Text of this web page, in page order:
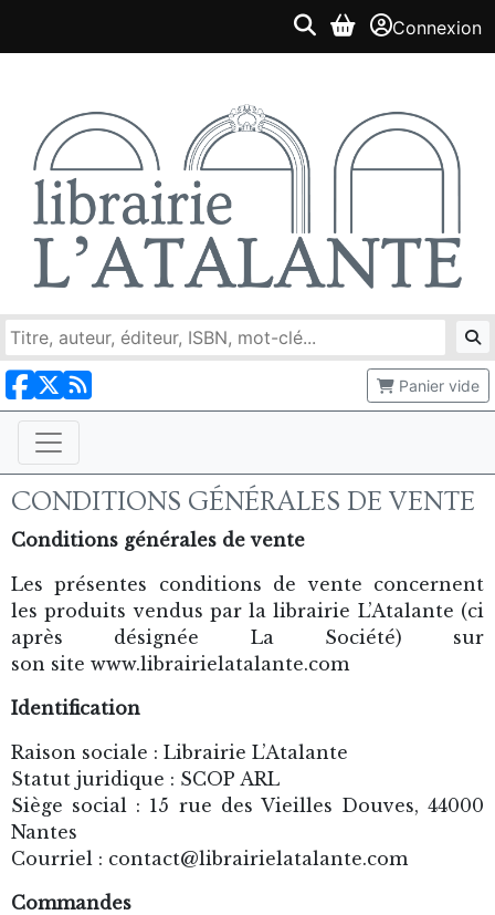
Connexion
Panier vide
CONDITIONS GÉNÉRALES DE VENTE
Conditions générales de vente
Les présentes conditions de vente concernent
les produits vendus par la librairie L’Atalante (ci
après désignée La Société) sur
son site www.librairielatalante.com
Identification
Raison sociale : Librairie L’Atalante
Statut juridique : SCOP ARL
Siège social : 15 rue des Vieilles Douves, 44000
Nantes
Courriel : contact@librairielatalante.com
Commandes